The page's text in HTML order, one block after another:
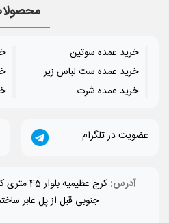
خرید عمده سوتین
خرید عمده ست لباس زیر
خرید عمده شرت
عضویت در تلگرام
آدرس:
کرج
جنوبی قبل از پل عابر